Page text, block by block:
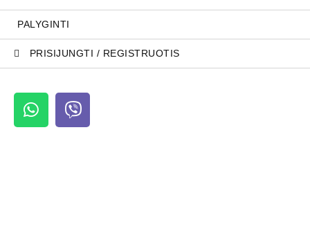
PALYGINTI
PRISIJUNGTI / REGISTRUOTIS